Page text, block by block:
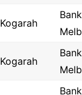
Kogarah
Kogarah